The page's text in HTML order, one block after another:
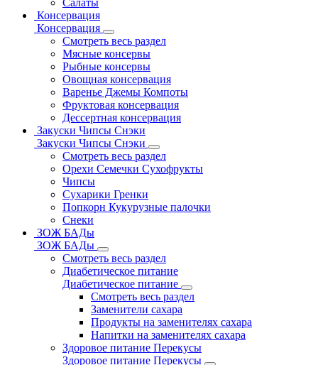
Салаты
Консервация
Консервация
Смотреть весь раздел
Мясные консервы
Рыбные консервы
Овощная консервация
Варенье Джемы Компоты
Фруктовая консервация
Дессертная консервация
Закуски Чипсы Снэки
Закуски Чипсы Снэки
Смотреть весь раздел
Орехи Семечки Сухофрукты
Чипсы
Сухарики Гренки
Попкорн Кукурузные палочки
Снеки
ЗОЖ БАДы
ЗОЖ БАДы
Смотреть весь раздел
Диабетическое питание
Диабетическое питание
Смотреть весь раздел
Заменители сахара
Продукты на заменителях сахара
Напитки на заменителях сахара
Здоровое питание Перекусы
Здоровое питание Перекусы